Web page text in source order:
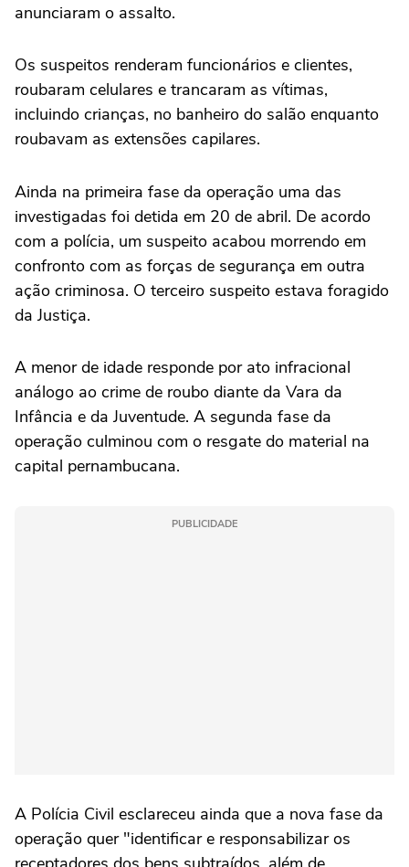
anunciaram o assalto.
Os suspeitos renderam funcionários e clientes,
roubaram celulares e trancaram as vítimas,
incluindo crianças, no banheiro do salão enquanto
roubavam as extensões capilares.
Ainda na primeira fase da operação uma das
investigadas foi detida em 20 de abril. De acordo
com a polícia, um suspeito acabou morrendo em
confronto com as forças de segurança em outra
ação criminosa. O terceiro suspeito estava foragido
da Justiça.
A menor de idade responde por ato infracional
análogo ao crime de roubo diante da Vara da
Infância e da Juventude. A segunda fase da
operação culminou com o resgate do material na
capital pernambucana.
PUBLICIDADE
A Polícia Civil esclareceu ainda que a nova fase da
operação quer "identificar e responsabilizar os